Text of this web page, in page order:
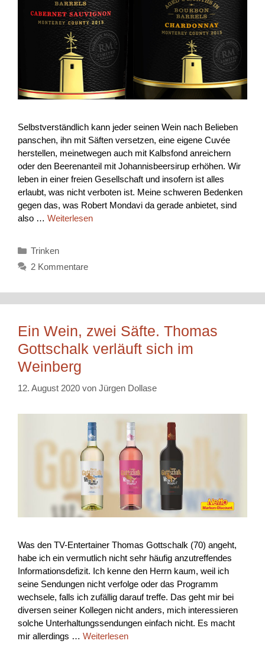
Selbstverständlich kann jeder seinen Wein nach Belieben
panschen, ihn mit Säften versetzen, eine eigene Cuvée
herstellen, meinetwegen auch mit Kalbsfond anreichern
oder den Beerenanteil mit Johannisbeersirup erhöhen. Wir
leben in einer freien Gesellschaft und insofern ist alles
erlaubt, was nicht verboten ist. Meine schweren Bedenken
gegen das, was Robert Mondavi da gerade anbietet, sind
also … Weiterlesen
Kategorien
Trinken
2 Kommentare
Ein Wein, zwei Säfte. Thomas
Gottschalk verläuft sich im
Weinberg
12. August 2020 von Jürgen Dollase
Was den TV-Entertainer Thomas Gottschalk (70) angeht,
habe ich ein vermutlich nicht sehr häufig anzutreffendes
Informationsdefizit. Ich kenne den Herrn kaum, weil ich
seine Sendungen nicht verfolge oder das Programm
wechsele, falls ich zufällig darauf treffe. Das geht mir bei
diversen seiner Kollegen nicht anders, mich interessieren
solche Unterhaltungssendungen einfach nicht. Es macht
mir allerdings … Weiterlesen